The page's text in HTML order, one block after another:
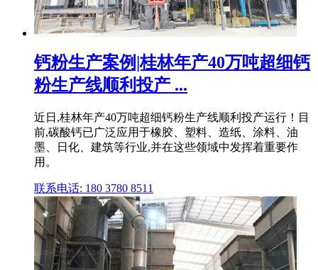
钙粉生产案例|桂林年产40万吨超细钙
粉生产线顺利投产 ...
近日,桂林年产40万吨超细钙粉生产线顺利投产运行！目
前,碳酸钙已广泛应用于橡胶、塑料、造纸、涂料、油
墨、日化、建筑等行业,并在这些领域中发挥着重要作
用。
联系电话: 180 3780 8511